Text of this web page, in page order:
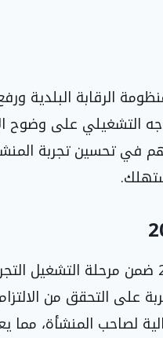
الرقابة البلدية
التشغيلي على وضوح
في تحسين تجربة
باشر البرنامج أعماله خلال الربع الأول من عام
على التحقق من
لصاحب المنشأة، مما